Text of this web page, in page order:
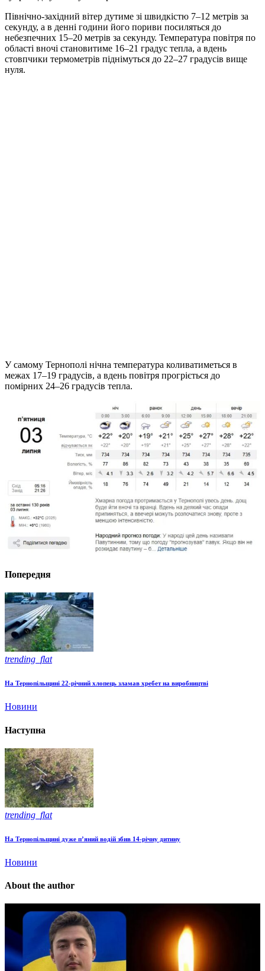
Північно-західний вітер дутиме зі швидкістю 7–12 метрів за
секунду, а в денні години його пориви посиляться до
небезпечних 15–20 метрів за секунду. Температура повітря по
області вночі становитиме 16–21 градус тепла, а вдень
стовпчики термометрів піднімуться до 22–27 градусів вище
нуля.
У самому Тернополі нічна температура коливатиметься в
межах 17–19 градусів, а вдень повітря прогріється до
помірних 24–26 градусів тепла.
Попередня
trending_flat
На Тернопільщині 22-річний хлопець зламав хребет на виробництві
Новини
Наступна
trending_flat
На Тернопільщині дуже п’яний водій збив 14-річну дитину
Новини
About the author